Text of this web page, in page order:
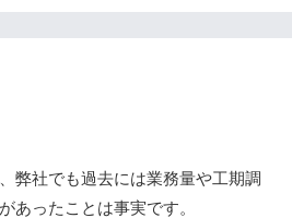
弊社でも過去には業務量や工期調
あったことは事実です。